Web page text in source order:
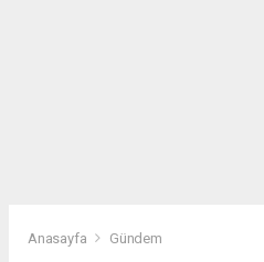
Anasayfa Gündem